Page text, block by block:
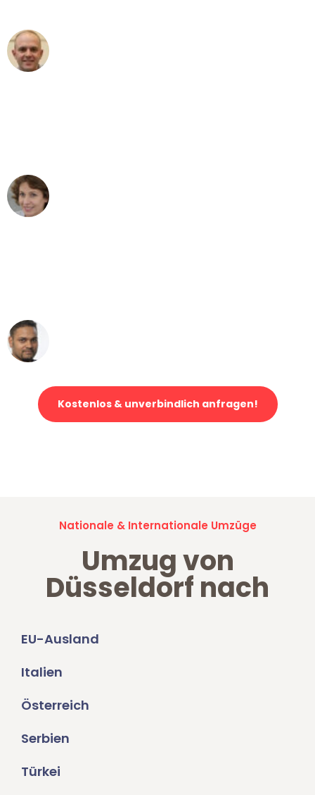
Kostenlos & unverbindlich anfragen!
Nationale & Internationale Umzüge
Umzug von
Düsseldorf nach
EU-Ausland
Italien
Österreich
Serbien
Türkei